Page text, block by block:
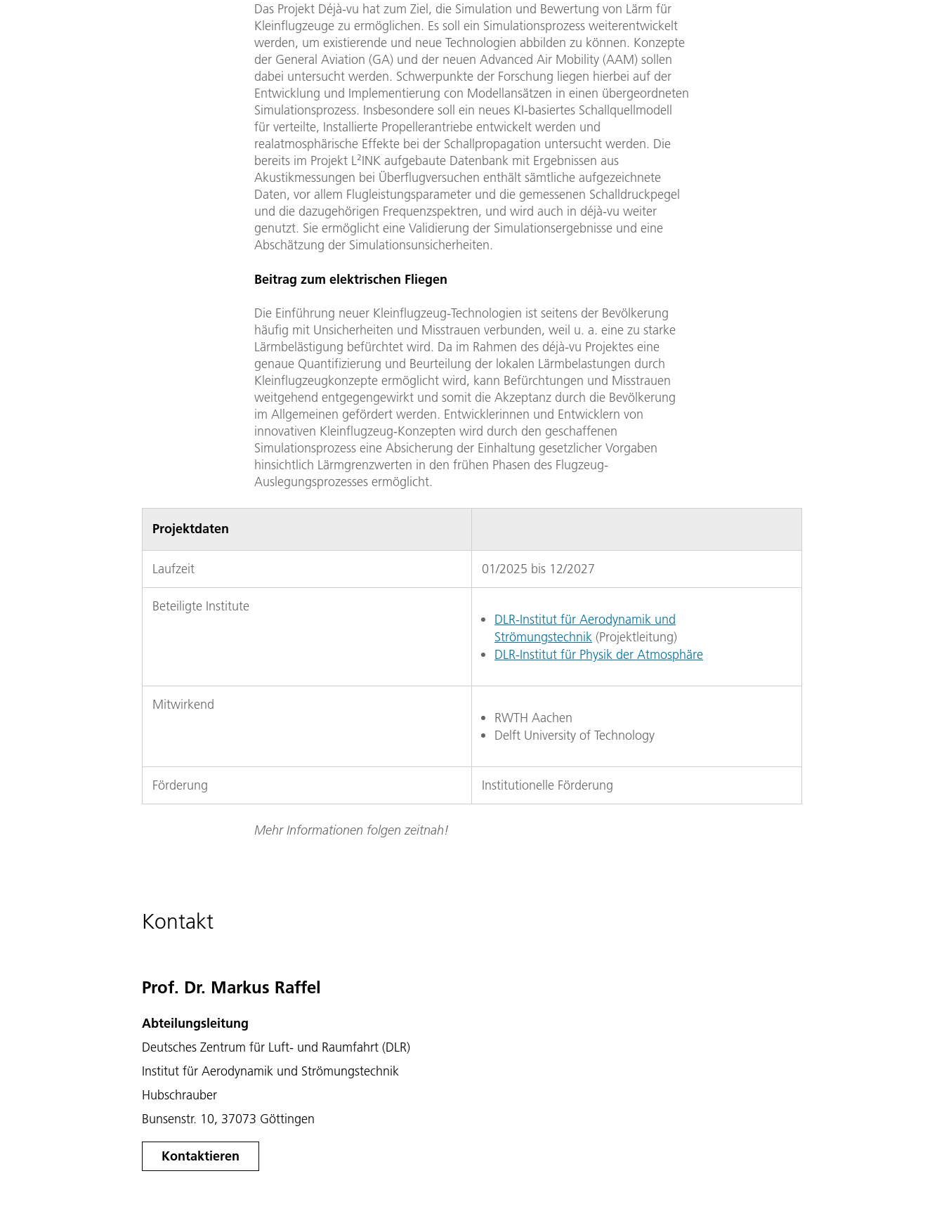
Das Projekt Déjà-vu hat zum Ziel, die Simulation und Bewertung von Lärm für
Kleinflugzeuge zu ermöglichen. Es soll ein Simulationsprozess weiterentwickelt
werden, um existierende und neue Technologien abbilden zu können. Konzepte
der General Aviation (GA) und der neuen Advanced Air Mobility (AAM) sollen
dabei untersucht werden. Schwerpunkte der Forschung liegen hierbei auf der
Entwicklung und Implementierung con Modellansätzen in einen übergeordneten
Simulationsprozess. Insbesondere soll ein neues KI-basiertes Schallquellmodell
für verteilte, Installierte Propellerantriebe entwickelt werden und
realatmosphärische Effekte bei der Schallpropagation untersucht werden. Die
bereits im Projekt L²INK aufgebaute Datenbank mit Ergebnissen aus
Akustikmessungen bei Überflugversuchen enthält sämtliche aufgezeichnete
Daten, vor allem Flugleistungsparameter und die gemessenen Schalldruckpegel
und die dazugehörigen Frequenzspektren, und wird auch in déjà-vu weiter
genutzt. Sie ermöglicht eine Validierung der Simulationsergebnisse und eine
Abschätzung der Simulationsunsicherheiten.
Beitrag zum elektrischen Fliegen
Die Einführung neuer Kleinflugzeug-Technologien ist seitens der Bevölkerung
häufig mit Unsicherheiten und Misstrauen verbunden, weil u. a. eine zu starke
Lärmbelästigung befürchtet wird. Da im Rahmen des déjà-vu Projektes eine
genaue Quantifizierung und Beurteilung der lokalen Lärmbelastungen durch
Kleinflugzeugkonzepte ermöglicht wird, kann Befürchtungen und Misstrauen
weitgehend entgegengewirkt und somit die Akzeptanz durch die Bevölkerung
im Allgemeinen gefördert werden. Entwicklerinnen und Entwicklern von
innovativen Kleinflugzeug-Konzepten wird durch den geschaffenen
Simulationsprozess eine Absicherung der Einhaltung gesetzlicher Vorgaben
hinsichtlich Lärmgrenzwerten in den frühen Phasen des Flugzeug-
Auslegungsprozesses ermöglicht.
Projektdaten
Laufzeit 01/2025 bis 12/2027
Beteiligte Institute
DLR-Institut für Aerodynamik und
Strömungstechnik (Projektleitung)
DLR-Institut für Physik der Atmosphäre
Mitwirkend
RWTH Aachen
Delft University of Technology
Förderung Institutionelle Förderung
Mehr Informationen folgen zeitnah!
Kontakt
Prof. Dr. Markus Raffel
Abteilungsleitung
Deutsches Zentrum für Luft- und Raumfahrt (DLR)
Institut für Aerodynamik und Strömungstechnik
Hubschrauber
Bunsenstr. 10, 37073 Göttingen
Kontaktieren